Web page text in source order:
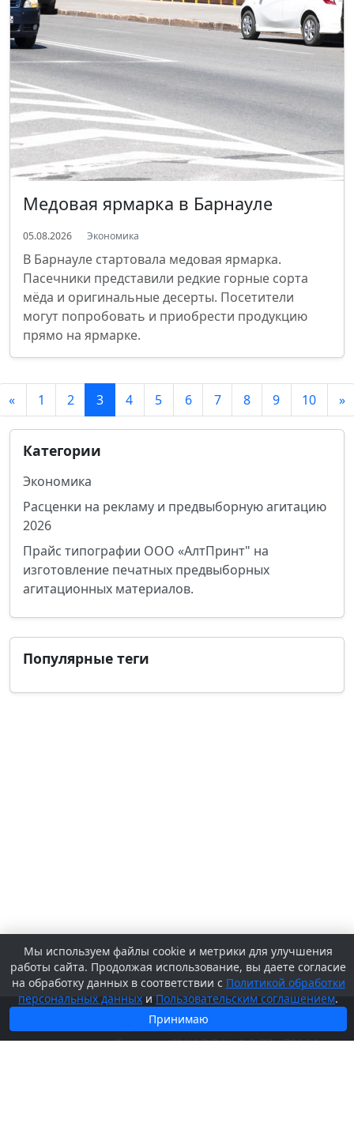
Медовая ярмарка в Барнауле
05.08.2026 Экономика
В Барнауле стартовала медовая ярмарка.
Пасечники представили редкие горные сорта
мёда и оригинальные десерты. Посетители
могут попробовать и приобрести продукцию
прямо на ярмарке.
« 1 2 3 4 5 6 7 8 9 10 »
Категории
Экономика
Расценки на рекламу и предвыборную агитацию
2026
Прайс типографии ООО «АлтПринт" на
изготовление печатных предвыборных
агитационных материалов.
Популярные теги
© 2026 Сетевое издание «SV-KURS.RU
регистрационный номер СМИ ЭЛ № ФС 77 - 70984,
Мы используем файлы cookie и метрики для улучшения
работы сайта. Продолжая использование, вы даете согласие
на обработку данных в соответствии с Политикой обработки
персональных данных и Пользовательским соглашением.
Принимаю